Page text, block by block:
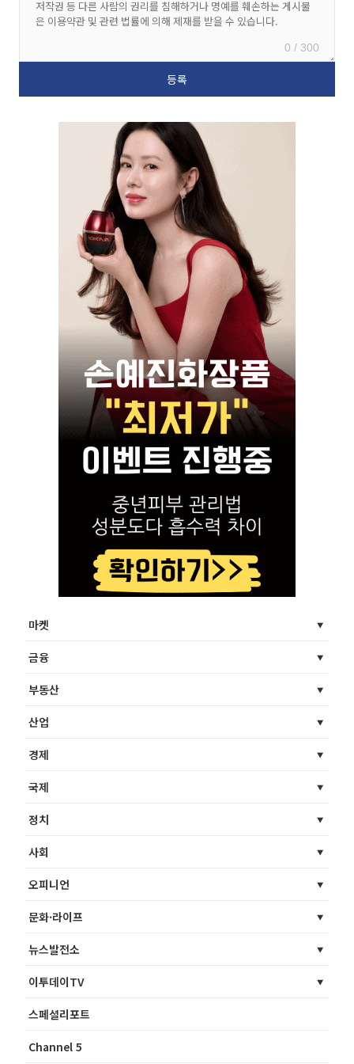
0 / 300
마켓
금융
부동산
산업
경제
국제
정치
사회
오피니언
문화·라이프
뉴스발전소
이투데이TV
스페셜리포트
Channel 5